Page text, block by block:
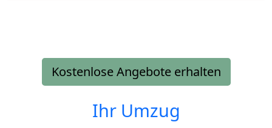
Kostenlose Angebote erhalten
Ihr Umzug